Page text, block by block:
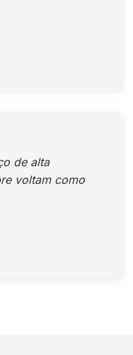
de alta
voltam como